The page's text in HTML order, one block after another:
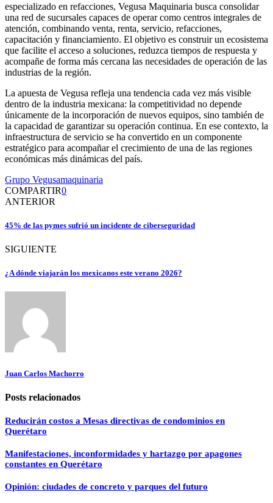
especializado en refacciones, Vegusa Maquinaria busca consolidar
una red de sucursales capaces de operar como centros integrales de
atención, combinando venta, renta, servicio, refacciones,
capacitación y financiamiento. El objetivo es construir un ecosistema
que facilite el acceso a soluciones, reduzca tiempos de respuesta y
acompañe de forma más cercana las necesidades de operación de las
industrias de la región.
La apuesta de Vegusa refleja una tendencia cada vez más visible
dentro de la industria mexicana: la competitividad no depende
únicamente de la incorporación de nuevos equipos, sino también de
la capacidad de garantizar su operación continua. En ese contexto, la
infraestructura de servicio se ha convertido en un componente
estratégico para acompañar el crecimiento de una de las regiones
económicas más dinámicas del país.
Grupo Vegusamaquinaria
COMPARTIR0
ANTERIOR
45% de las pymes sufrió un incidente de ciberseguridad
SIGUIENTE
¿A dónde viajarán los mexicanos este verano 2026?
Juan Carlos Machorro
Posts relacionados
Reducirán costos a Mesas directivas de condominios en
Querétaro
Manifestaciones, inconformidades y hartazgo por apagones
constantes en Querétaro
Opinión: ciudades de concreto y parques del futuro